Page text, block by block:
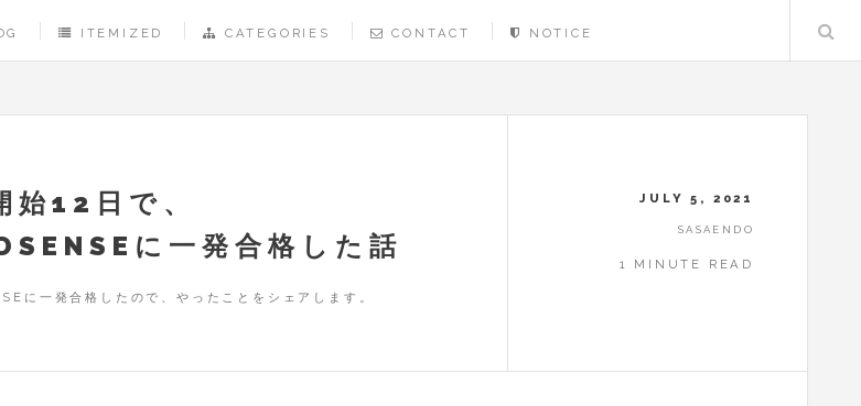
ITEMIZED CATEGORIES CONTACT NOTICE
始12日で、
に一発合格した話
に一発合格したので、やったことをシェアします。
JULY 5, 2021
SASAENDO
1 MINUTE READ